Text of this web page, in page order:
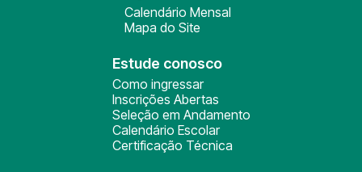
Calendário Mensal
Mapa do Site
Estude conosco
Como ingressar
Inscrições Abertas
Seleção em Andamento
Calendário Escolar
Certificação Técnica